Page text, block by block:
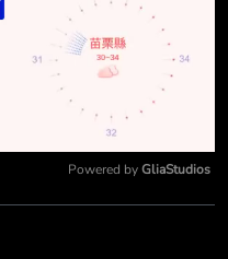
Powered by GliaStudios